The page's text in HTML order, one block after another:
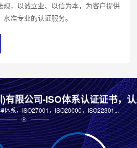
规，以诚立业、以信为本，为客户提供
准专业的认证服务。
有限公司-ISO体系认证证书，
体系，ISO27001，ISO20000，ISO22301...